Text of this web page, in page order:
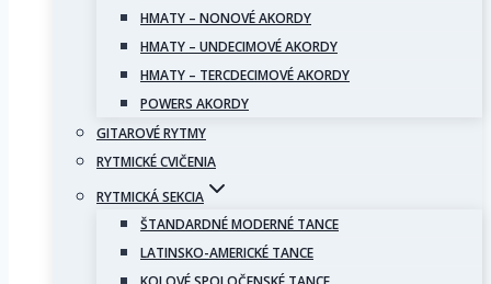
HMATY – NONOVÉ AKORDY
HMATY – UNDECIMOVÉ AKORDY
HMATY – TERCDECIMOVÉ AKORDY
POWERS AKORDY
GITAROVÉ RYTMY
RYTMICKÉ CVIČENIA
RYTMICKÁ SEKCIA
ŠTANDARDNÉ MODERNÉ TANCE
LATINSKO-AMERICKÉ TANCE